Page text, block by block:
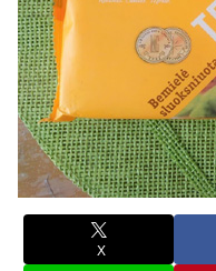
X